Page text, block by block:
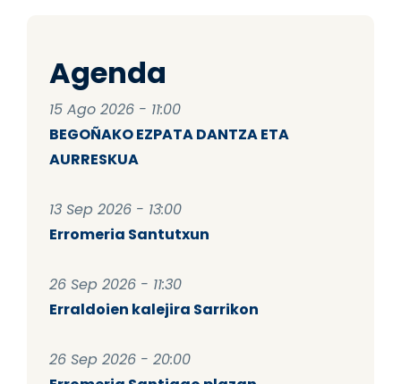
Agenda
15 Ago 2026 - 11:00
BEGOÑAKO EZPATA DANTZA ETA
AURRESKUA
13 Sep 2026 - 13:00
Erromeria Santutxun
26 Sep 2026 - 11:30
Erraldoien kalejira Sarrikon
26 Sep 2026 - 20:00